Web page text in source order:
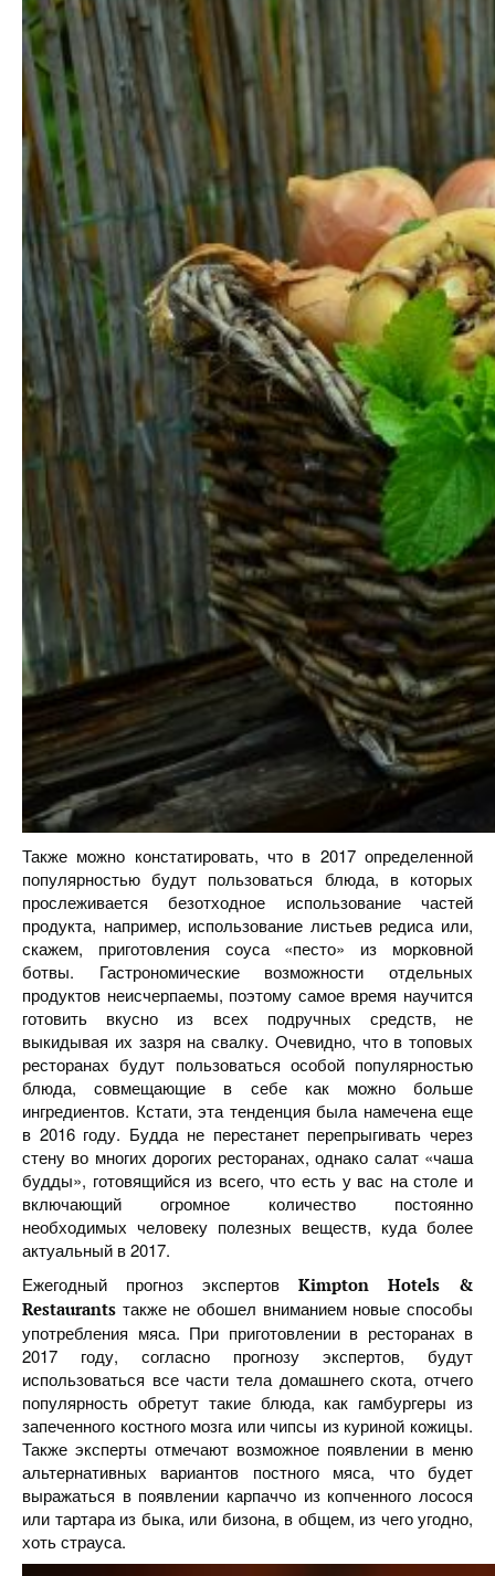
Также можно констатировать, что в 2017 определенной
популярностью будут пользоваться блюда, в которых
прослеживается безотходное использование частей
продукта, например, использование листьев редиса или,
скажем, приготовления соуса «песто» из морковной
ботвы. Гастрономические возможности отдельных
продуктов неисчерпаемы, поэтому самое время научится
готовить вкусно из всех подручных средств, не
выкидывая их зазря на свалку. Очевидно, что в топовых
ресторанах будут пользоваться особой популярностью
блюда, совмещающие в себе как можно больше
ингредиентов. Кстати, эта тенденция была намечена еще
в 2016 году. Будда не перестанет перепрыгивать через
стену во многих дорогих ресторанах, однако салат «чаша
будды», готовящийся из всего, что есть у вас на столе и
включающий огромное количество постоянно
необходимых человеку полезных веществ, куда более
актуальный в 2017.
Ежегодный прогноз экспертов Kimpton Hotels &
Restaurants также не обошел вниманием новые способы
употребления мяса. При приготовлении в ресторанах в
2017 году, согласно прогнозу экспертов, будут
использоваться все части тела домашнего скота, отчего
популярность обретут такие блюда, как гамбургеры из
запеченного костного мозга или чипсы из куриной кожицы.
Также эксперты отмечают возможное появлении в меню
альтернативных вариантов постного мяса, что будет
выражаться в появлении карпаччо из копченного лосося
или тартара из быка, или бизона, в общем, из чего угодно,
хоть страуса.